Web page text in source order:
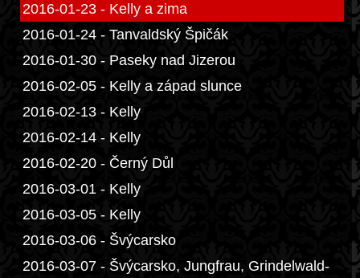
2016-01-23 - Kelly a zima
2016-01-24 - Tanvaldský Špičák
2016-01-30 - Paseky nad Jizerou
2016-02-05 - Kelly a západ slunce
2016-02-13 - Kelly
2016-02-14 - Kelly
2016-02-20 - Černý Důl
2016-03-01 - Kelly
2016-03-05 - Kelly
2016-03-06 - Švýcarsko
2016-03-07 - Švýcarsko, Jungfrau, Grindelwald-